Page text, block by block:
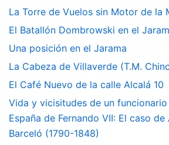
La Torre de Vuelos sin Motor de la
El Batallón Dombrowski en el
Una posición en el Jarama
La Cabeza de Villaverde (T.M.
El Café Nuevo de la calle Alcalá 10
Vida y vicisitudes de un
España de Fernando VII: El caso
Barceló (1790-1848)